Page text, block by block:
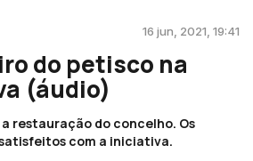
16 jun, 2021, 19:41
do petisco na
(áudio)
restauração do concelho. Os
com a iniciativa.